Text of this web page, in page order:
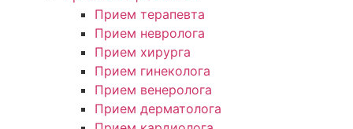
Прием терапевта
Прием невролога
Прием хирурга
Прием гинеколога
Прием венеролога
Прием дерматолога